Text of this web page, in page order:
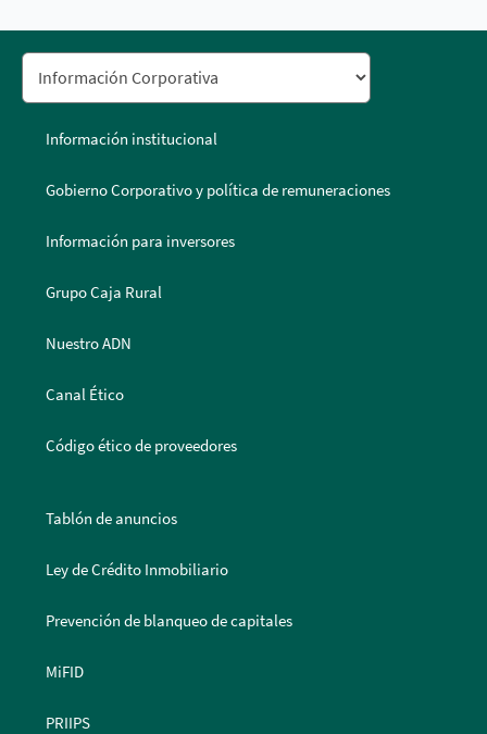
Información institucional
Gobierno Corporativo y política de remuneraciones
Información para inversores
Grupo Caja Rural
Nuestro ADN
Canal Ético
Código ético de proveedores
Tablón de anuncios
Ley de Crédito Inmobiliario
Prevención de blanqueo de capitales
MiFID
PRIIPS